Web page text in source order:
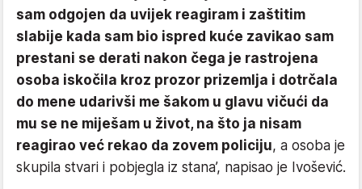
sam odgojen da uvijek reagiram i zaštitim
slabije kada sam bio ispred kuće zavikao sam
prestani se derati nakon čega je rastrojena
osoba iskočila kroz prozor prizemlja i dotrčala
do mene udarivši me šakom u glavu vičući da
mu se ne miješam u život, na što ja nisam
reagirao već rekao da zovem policiju, a osoba je
skupila stvari i pobjegla iz stana’, napisao je Ivošević.